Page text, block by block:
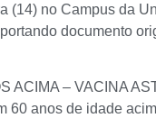
(14) no Campus da
documento
ACIMA – VACINA
60 anos de idade